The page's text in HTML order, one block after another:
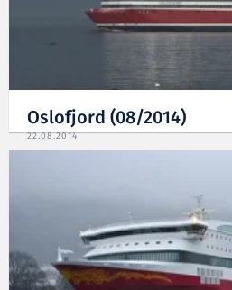
Oslofjord (08/2014)
22.08.2014